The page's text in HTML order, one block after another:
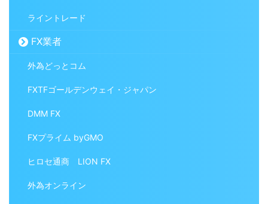
ライントレード
FX業者
外為どっとコム
FXTFゴールデンウェイ・ジャパン
DMM FX
FXプライム byGMO
ヒロセ通商 LION FX
外為オンライン